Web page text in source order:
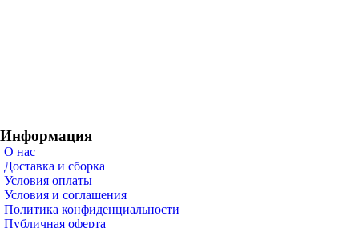
Информация
О нас
Доставка и сборка
Условия оплаты
Условия и соглашения
Политика конфиденциальности
Публичная оферта